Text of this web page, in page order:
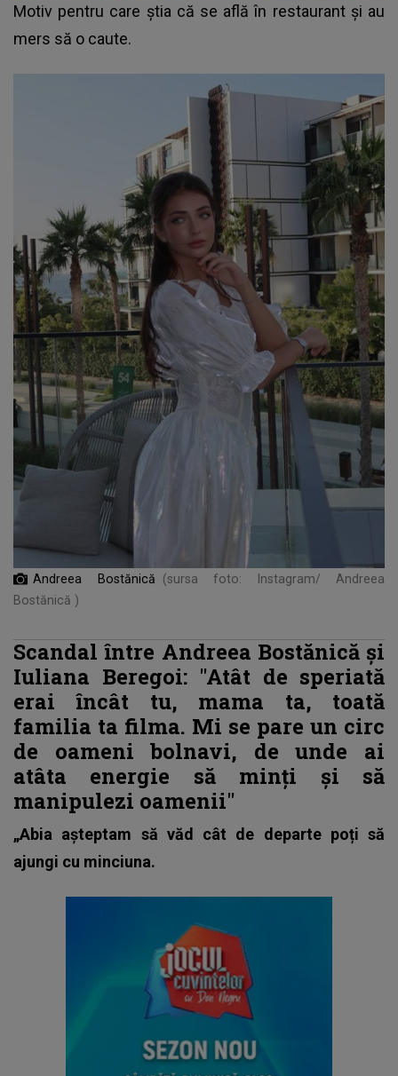
Motiv pentru care știa că se află în restaurant și au
mers să o caute.
Andreea Bostănică
(sursa foto: Instagram/ Andreea
Bostănică )
Scandal între Andreea Bostănică și
Iuliana Beregoi: "Atât de speriată
erai încât tu, mama ta, toată
familia ta filma. Mi se pare un circ
de oameni bolnavi, de unde ai
atâta energie să minți și să
manipulezi oamenii"
„Abia așteptam să văd cât de departe poți să
ajungi cu minciuna.